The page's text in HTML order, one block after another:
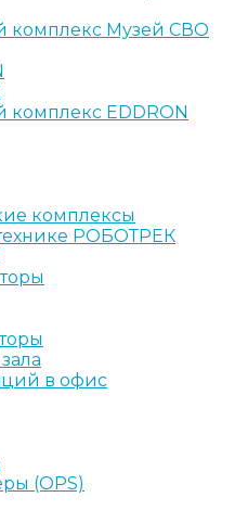
комплекс Музей СВО
EDDRON
комплексы
РОБОТРЕК
в офис
(OPS)